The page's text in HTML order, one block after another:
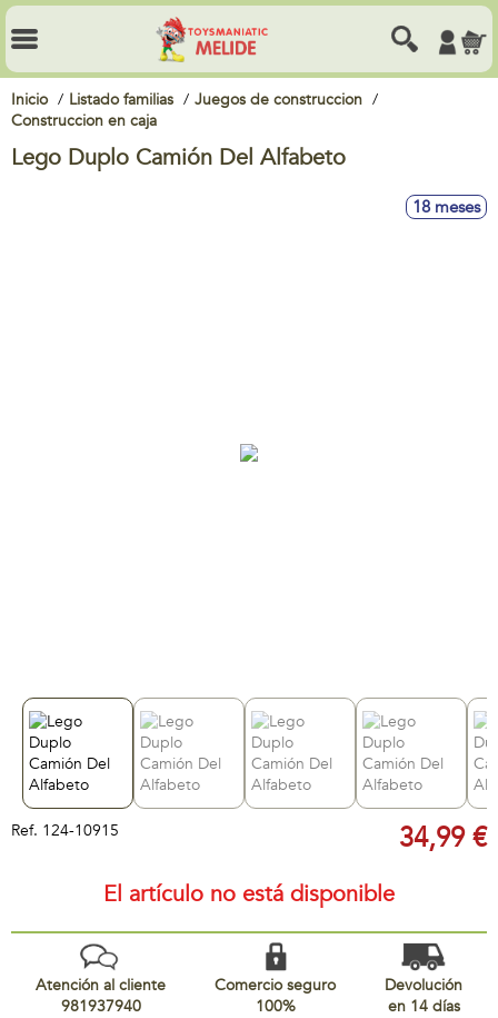
Inicio Listado familias
Juegos de construccion
Construccion en caja
Lego Duplo Camión Del Alfabeto
18 meses
Ref. 124-10915 34,99 €
El artículo no está disponible
Atención al cliente
981937940
Comercio seguro
100%
Devolución
en 14 días